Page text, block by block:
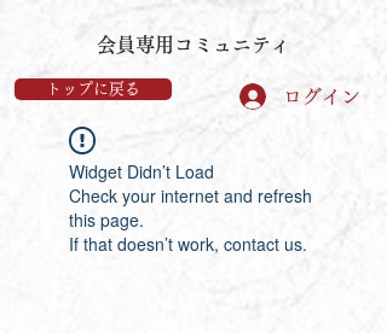
​会員専用コミュニティ
トップに戻る ログイン
Widget Didn’t Load
Check your internet and refresh
this page.
If that doesn’t work, contact us.